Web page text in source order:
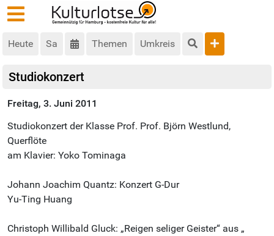
Heute Sa Themen Umkreis
Studiokonzert
Freitag, 3. Juni 2011
Studiokonzert der Klasse Prof. Prof. Björn Westlund,
Querflöte
am Klavier: Yoko Tominaga
Johann Joachim Quantz: Konzert G-Dur
Yu-Ting Huang
Christoph Willibald Gluck: „Reigen seliger Geister“ aus „